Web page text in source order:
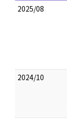
2025/08
2024/10